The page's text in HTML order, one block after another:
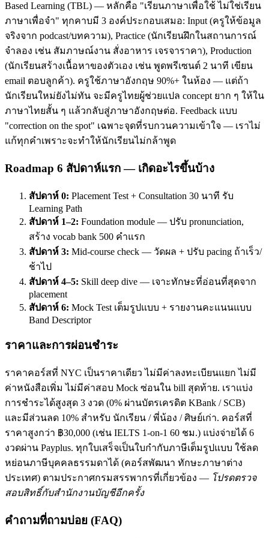
Based Learning (TBL) — หลักคือ "เรียนภาษาเพื่อใช้ ไม่ใช่เรียน
ภาษาเพื่อจำ" ทุกคาบมี 3 องค์ประกอบเสมอ: Input (ครูให้ข้อมูล
จริงจาก podcast/บทความ), Practice (นักเรียนฝึกในสถานการณ์
จำลอง เช่น สัมภาษณ์งาน สั่งอาหาร เจรจาราคา), Production
(นักเรียนสร้างเนื้อหาของตัวเอง เช่น พูดพรีเซนต์ 2 นาที เขียน
email ตอบลูกค้า). ครูใช้ภาษาอังกฤษ 90%+ ในห้อง — แต่ถ้า
นักเรียนใหม่ยังไม่ทัน จะมีครูไทยผู้ช่วยแปล concept ยาก ๆ ให้ใน
ภาษาไทยสั้น ๆ แล้วกลับสู่ภาษาอังกฤษต่อ. Feedback แบบ
"correction on the spot" เฉพาะจุดที่รบกวนความเข้าใจ — เราไม่
แก้ทุกคำเพราะจะทำให้นักเรียนไม่กล้าพูด
Roadmap 6 สัปดาห์แรก — เกิดอะไรขึ้นบ้าง
สัปดาห์ 0: Placement Test + Consultation 30 นาที รับ
Learning Path
สัปดาห์ 1–2: Foundation module — ปรับ pronunciation,
สร้าง vocab bank 500 คำแรก
สัปดาห์ 3: Mid-course check — วัดผล + ปรับ pacing ถ้าเร็ว/
ช้าไป
สัปดาห์ 4–5: Skill deep dive — เจาะทักษะที่อ่อนที่สุดจาก
placement
สัปดาห์ 6: Mock Test เต็มรูปแบบ + รายงานคะแนนแบบ
Band Descriptor
ราคาและการผ่อนชำระ
ราคาคอร์สที่ NYC เป็นราคาเดียว ไม่มีค่าลงทะเบียนแยก ไม่มี
ค่าหนังสือเพิ่ม ไม่มีค่าสอบ Mock ซ่อนใน bill สุดท้าย. เราแบ่ง
การชำระได้สูงสุด 3 งวด (0% ผ่านบัตรเครดิต KBank / SCB)
และมีส่วนลด 10% สำหรับ นักเรียน / พี่น้อง / ศิษย์เก่า. คอร์สที่
ราคาสูงกว่า ฿30,000 (เช่น IELTS 1-on-1 60 ชม.) แบ่งจ่ายได้ 6
งวดผ่าน Payplus. ทุกใบเสร็จเป็นใบกำกับภาษีเต็มรูปแบบ ใช้ลด
หย่อนภาษีบุคคลธรรมดาได้ (คอร์สพัฒนา ทักษะภาษาต่าง
ประเทศ) ตามประกาศกรมสรรพากรที่เกี่ยวข้อง — โปรดตรวจ
สอบสิทธิ์กับสำนักงานบัญชีอีกครั้ง
คำถามที่ถามบ่อย (FAQ)